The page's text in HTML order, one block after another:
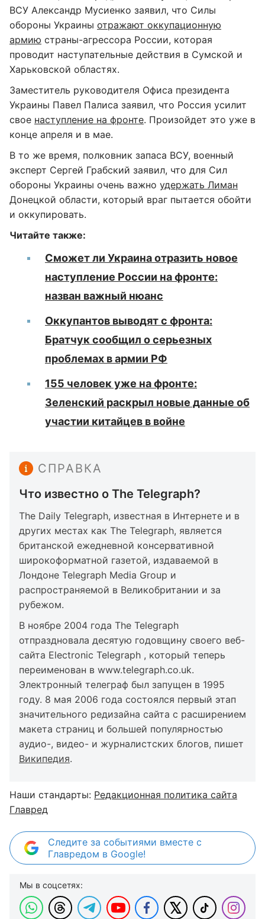
ВСУ Александр Мусиенко заявил, что Силы
обороны Украины отражают оккупационную
армию страны-агрессора России, которая
проводит наступательные действия в Сумской и
Харьковской областях.
Заместитель руководителя Офиса президента
Украины Павел Палиса заявил, что Россия усилит
свое наступление на фронте. Произойдет это уже в
конце апреля и в мае.
В то же время, полковник запаса ВСУ, военный
эксперт Сергей Грабский заявил, что для Сил
обороны Украины очень важно удержать Лиман
Донецкой области, который враг пытается обойти
и оккупировать.
Читайте также:
Сможет ли Украина отразить новое
наступление России на фронте:
назван важный нюанс
Оккупантов выводят с фронта:
Братчук сообщил о серьезных
проблемах в армии РФ
155 человек уже на фронте:
Зеленский раскрыл новые данные об
участии китайцев в войне
СПРАВКА
Что известно о The Telegraph?
The Daily Telegraph, известная в Интернете и в
других местах как The Telegraph, является
британской ежедневной консервативной
широкоформатной газетой, издаваемой в
Лондоне Telegraph Media Group и
распространяемой в Великобритании и за
рубежом.
В ноябре 2004 года The Telegraph
отпраздновала десятую годовщину своего веб-
сайта Electronic Telegraph , который теперь
переименован в www.telegraph.co.uk.
Электронный телеграф был запущен в 1995
году. 8 мая 2006 года состоялся первый этап
значительного редизайна сайта с расширением
макета страниц и большей популярностью
аудио-, видео- и журналистских блогов, пишет
Википедия.
Наши стандарты: Редакционная политика сайта
Главред
Следите за событиями вместе с
Главредом в Google!
Мы в соцсетях: